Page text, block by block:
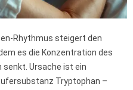
Rhythmus steigert den
es die Konzentration des
Ursache ist ein
Tryptophan –